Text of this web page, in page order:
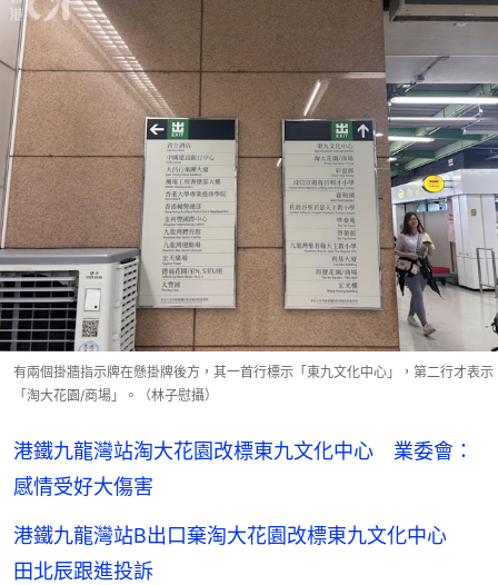
有兩個掛牆指示牌在懸掛牌後方，其一首行標示「東九文化中心」，第二行才表示
「淘大花園/商場」。（林子慰攝）
港鐵九龍灣站淘大花園改標東九文化中心 業委會：
感情受好大傷害
港鐵九龍灣站B出口棄淘大花園改標東九文化中心
田北辰跟進投訴